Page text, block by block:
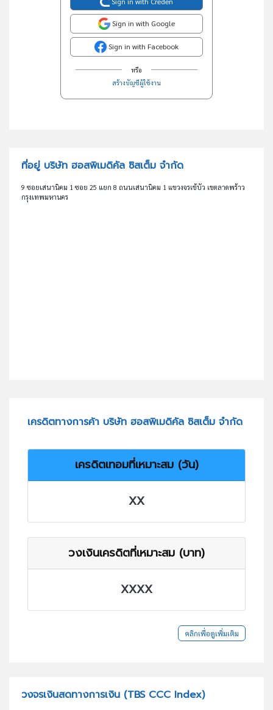
Sign in with Google
Sign in with Facebook
หรือ
สร้างบัญชีผู้ใช้งาน
ที่อยู่ บริษัท ฮอสพิเมดิคัล ซิสเต็ม จำกัด
9 ซอยเสนานิคม 1 ซอย 25 แยก 8 ถนนเสนานิคม 1 แขวงจรเข้บัว เขตลาดพร้าว
กรุงเทพมหานคร
เครดิตทางการค้า บริษัท ฮอสพิเมดิคัล ซิสเต็ม จำกัด
เครดิตเทอมที่เหมาะสม (วัน)
XX
วงเงินเครดิตที่เหมาะสม (บาท)
XXXX
คลิกเพื่อดูเพิ่มเติม
วงจรเงินสดทางการเงิน (TBS CCC Index)